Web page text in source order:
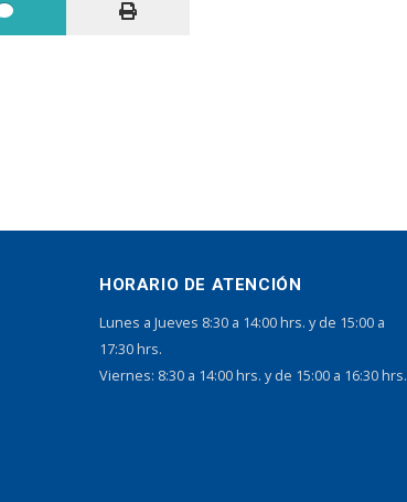
HORARIO DE ATENCIÓN
Lunes a Jueves 8:30 a 14:00 hrs. y de 15:00 a
17:30 hrs.
Viernes: 8:30 a 14:00 hrs. y de 15:00 a 16:30 hrs.